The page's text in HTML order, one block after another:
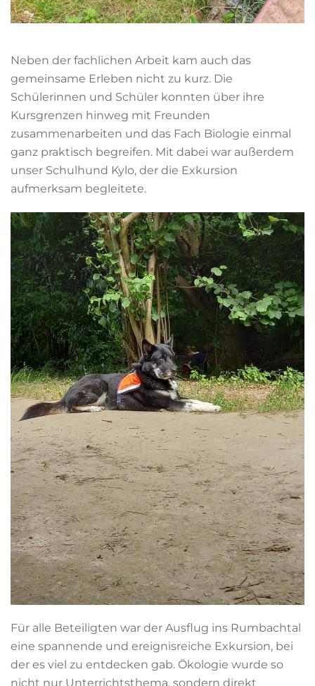
Neben der fachlichen Arbeit kam auch das
gemeinsame Erleben nicht zu kurz. Die
Schülerinnen und Schüler konnten über ihre
Kursgrenzen hinweg mit Freunden
zusammenarbeiten und das Fach Biologie einmal
ganz praktisch begreifen. Mit dabei war außerdem
unser Schulhund Kylo, der die Exkursion
aufmerksam begleitete.
Für alle Beteiligten war der Ausflug ins Rumbachtal
eine spannende und ereignisreiche Exkursion, bei
der es viel zu entdecken gab. Ökologie wurde so
nicht nur Unterrichtsthema, sondern direkt